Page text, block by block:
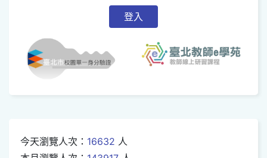
登入
今天瀏覽人次： 16632 人